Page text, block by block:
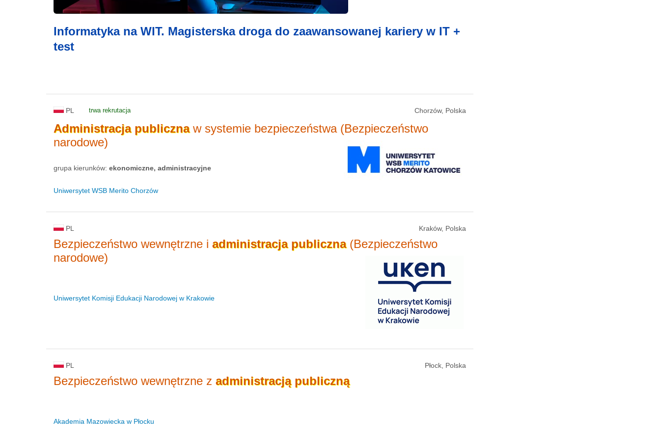
Informatyka na WIT. Magisterska droga do zaawansowanej kariery w IT +
test
PL trwa rekrutacja Chorzów, Polska
Administracja publicznaw systemie bezpieczeństwa (Bezpieczeństwo
narodowe)
grupa kierunków: ekonomiczne, administracyjne
Uniwersytet WSB Merito Chorzów
PL Kraków, Polska
Bezpieczeństwo wewnętrzne i administracja publiczna(Bezpieczeństwo
narodowe)
Uniwersytet Komisji Edukacji Narodowej w Krakowie
PL Płock, Polska
Bezpieczeństwo wewnętrzne z administracją publiczną
Akademia Mazowiecka w Płocku